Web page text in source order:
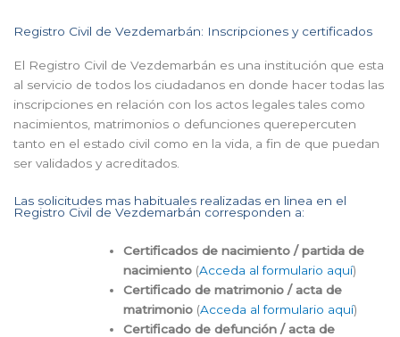
Registro Civil de Vezdemarbán: Inscripciones y certificados
El Registro Civil de Vezdemarbán es una institución que esta
al servicio de todos los ciudadanos en donde hacer todas las
inscripciones en relación con los actos legales tales como
nacimientos, matrimonios o defunciones querepercuten
tanto en el estado civil como en la vida, a fin de que puedan
ser validados y acreditados.
Las solicitudes mas habituales realizadas en linea en el
Registro Civil de Vezdemarbán corresponden a:
Certificados de nacimiento / partida de
nacimiento (Acceda al formulario aquí)
Certificado de matrimonio / acta de
matrimonio (Acceda al formulario aquí)
Certificado de defunción / acta de